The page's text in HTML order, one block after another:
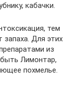
кабачки.
тем
Для этих
из
Лимонтар,
похмелье.